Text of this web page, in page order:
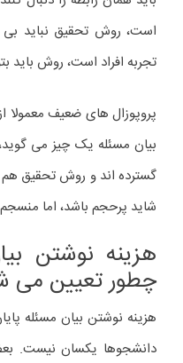
است، روش تحقیق نباید بی
تجربه افراد است، روش باید
پروپوزال های ضعیف معمولا
بیان مسئله یک چیز می
گسترده اند و روش تحقیق
شاید پرحجم باشد، اما
هزینه نوشتن
چطور تعیین می
هزینه نوشتن بیان مسئله
دانشجوها یکسان نیست.